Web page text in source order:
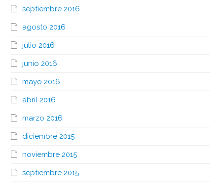
septiembre 2016
agosto 2016
julio 2016
junio 2016
mayo 2016
abril 2016
marzo 2016
diciembre 2015
noviembre 2015
septiembre 2015